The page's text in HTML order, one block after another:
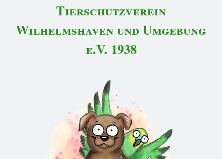
Tierschutzverein
Wilhelmshaven und Umgebung
e.V. 1938